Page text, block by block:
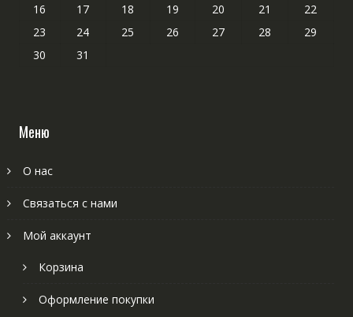
16
17 18 19 20 21
22
23
24 25 26 27 28
29
30
31
Меню
О нас
Связаться с нами
Мой аккаунт
Корзина
Оформление покупки